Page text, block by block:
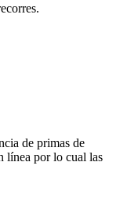
de primas de
línea por lo cual las